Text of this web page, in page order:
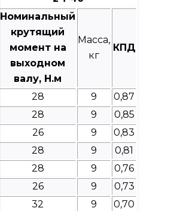
Номинальный
крутящий
момент на
выходном
валу, Н.м
Масса,
кг
КПД
28 9
0,87
28 9
0,85
26 9
0,83
28 9
0,81
28 9
0,76
26 9
0,73
32 9
0,70